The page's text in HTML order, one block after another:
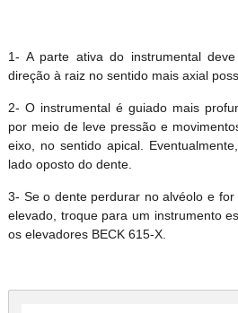
1- A parte ativa do instrumental
direção à raiz no sentido mais axial
2- O instrumental é guiado mais
por meio de leve pressão e
eixo, no sentido apical.
lado oposto do dente.
3- Se o dente perdurar no alvéolo e
elevado, troque para um instrumento
os elevadores BECK 615-X.